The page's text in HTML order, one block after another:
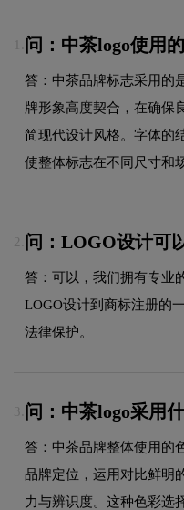
问：中茶logo使用
答：中茶品牌标志采用的
牌形象高度契合，在确保
简现代设计风格。字体的
使整体标志在不同尺寸和
2. 问：LOGO设计可
答：可以，我们拥有专业
LOGO设计到商标注册的
法律保护。
3. 问：中茶logo采用
答：中茶品牌整体使用的
品牌定位，运用对比鲜明
力与辨识度。这种色彩选